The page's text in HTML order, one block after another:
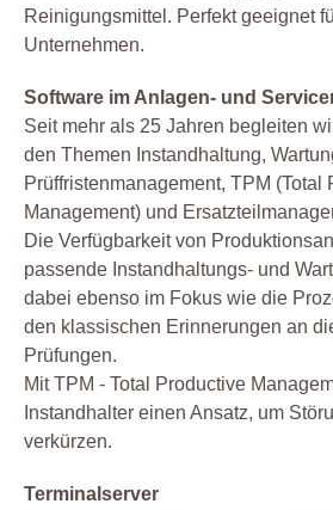
Reinigungsmittel. Perfekt geeignet
Unternehmen.
Software im Anlagen- und
Seit mehr als 25 Jahren begleiten
den Themen Instandhaltung,
Prüffristenmanagement, TPM (Total
Management) und
Die Verfügbarkeit von
passende Instandhaltungs- und
dabei ebenso im Fokus wie die
den klassischen Erinnerungen an
Prüfungen.
Mit TPM - Total Productive
Instandhalter einen Ansatz, um
verkürzen.
Terminalserver